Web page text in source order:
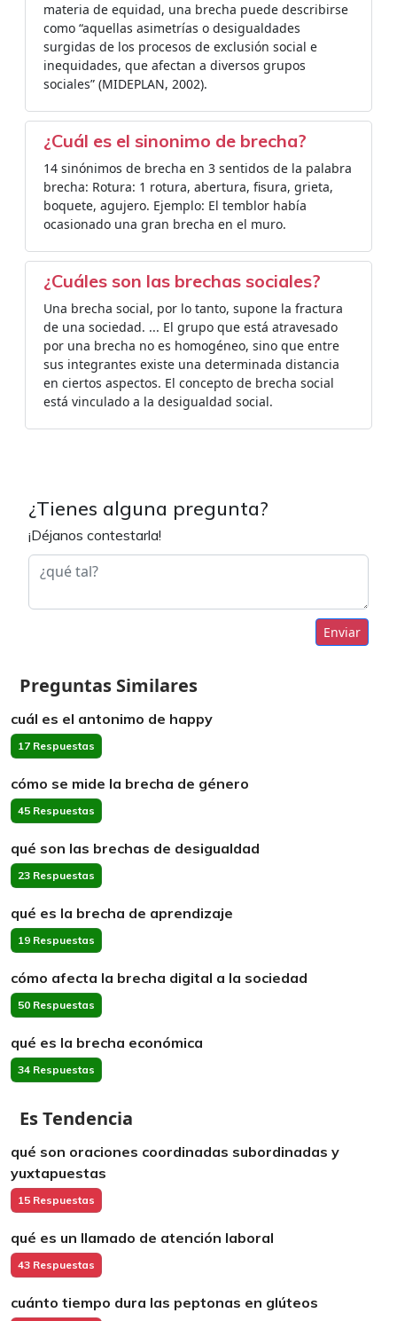
materia de equidad, una brecha puede describirse
como “aquellas asimetrías o desigualdades
surgidas de los procesos de exclusión social e
inequidades, que afectan a diversos grupos
sociales” (MIDEPLAN, 2002).
¿Cuál es el sinonimo de brecha?
14 sinónimos de brecha en 3 sentidos de la palabra
brecha: Rotura: 1 rotura, abertura, fisura, grieta,
boquete, agujero. Ejemplo: El temblor había
ocasionado una gran brecha en el muro.
¿Cuáles son las brechas sociales?
Una brecha social, por lo tanto, supone la fractura
de una sociedad. ... El grupo que está atravesado
por una brecha no es homogéneo, sino que entre
sus integrantes existe una determinada distancia
en ciertos aspectos. El concepto de brecha social
está vinculado a la desigualdad social.
¿Tienes alguna pregunta?
¡Déjanos contestarla!
Enviar
Preguntas Similares
cuál es el antonimo de happy
17 Respuestas
cómo se mide la brecha de género
45 Respuestas
qué son las brechas de desigualdad
23 Respuestas
qué es la brecha de aprendizaje
19 Respuestas
cómo afecta la brecha digital a la sociedad
50 Respuestas
qué es la brecha económica
34 Respuestas
Es Tendencia
qué son oraciones coordinadas subordinadas y
yuxtapuestas
15 Respuestas
qué es un llamado de atención laboral
43 Respuestas
cuánto tiempo dura las peptonas en glúteos